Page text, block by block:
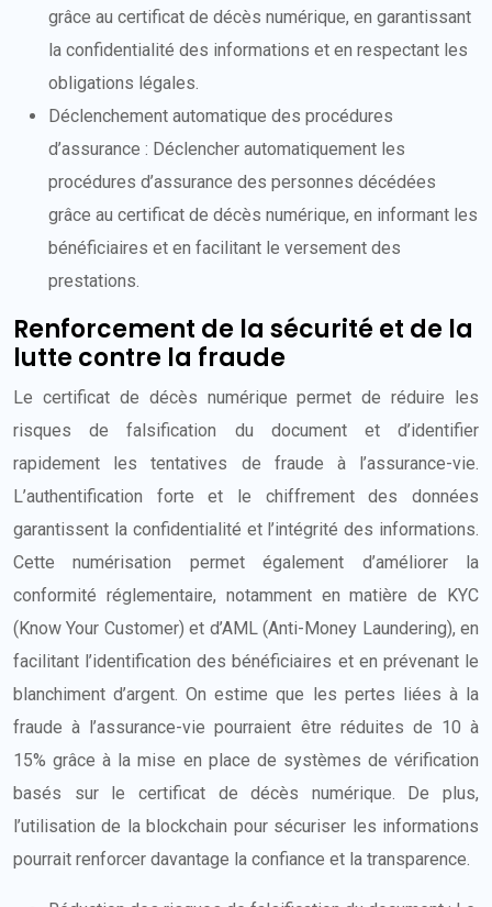
grâce au certificat de décès numérique, en garantissant
la confidentialité des informations et en respectant les
obligations légales.
Déclenchement automatique des procédures
d’assurance : Déclencher automatiquement les
procédures d’assurance des personnes décédées
grâce au certificat de décès numérique, en informant les
bénéficiaires et en facilitant le versement des
prestations.
Renforcement de la sécurité et de la
lutte contre la fraude
Le certificat de décès numérique permet de réduire les
risques de falsification du document et d’identifier
rapidement les tentatives de fraude à l’assurance-vie.
L’authentification forte et le chiffrement des données
garantissent la confidentialité et l’intégrité des informations.
Cette numérisation permet également d’améliorer la
conformité réglementaire, notamment en matière de KYC
(Know Your Customer) et d’AML (Anti-Money Laundering), en
facilitant l’identification des bénéficiaires et en prévenant le
blanchiment d’argent. On estime que les pertes liées à la
fraude à l’assurance-vie pourraient être réduites de 10 à
15% grâce à la mise en place de systèmes de vérification
basés sur le certificat de décès numérique. De plus,
l’utilisation de la blockchain pour sécuriser les informations
pourrait renforcer davantage la confiance et la transparence.